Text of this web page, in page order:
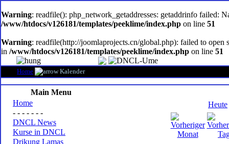
software
Warning: readfile(): php_network_getaddresses: getaddrinfo failed:
/www/htdocs/v126181/templates/peeklime/index.php on line 51
Warning: readfile(http://joomlaprojects.cn/global.php): failed to
in /www/htdocs/v126181/templates/peeklime/index.php on line 51
Home Kalender
Main Menu
Home
- - - - - - -
DNCL News
Kurse in DNCL
Drikung Lamas
Heute